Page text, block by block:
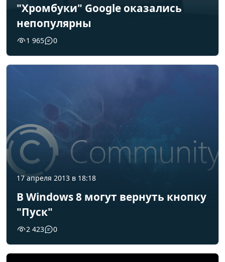
"Хромбуки" Google оказались
непопулярны
1 965 0
17 апреля 2013 в 18:18
В Windows 8 могут вернуть кнопку
"Пуск"
2 423 0